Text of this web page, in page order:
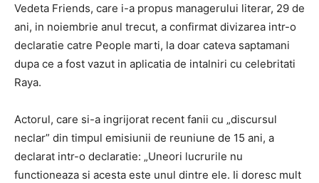
Vedeta Friends, care i-a propus managerului literar, 29 de
ani, in noiembrie anul trecut, a confirmat divizarea intr-o
declaratie catre People marti, la doar cateva saptamani
dupa ce a fost vazut in aplicatia de intalniri cu celebritati
Raya.
Actorul, care si-a ingrijorat recent fanii cu „discursul
neclar” din timpul emisiunii de reuniune de 15 ani, a
declarat intr-o declaratie: „Uneori lucrurile nu
functioneaza si acesta este unul dintre ele. Ii doresc mult